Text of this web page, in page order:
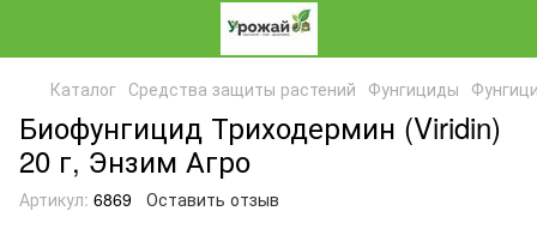
Каталог Средства защиты растений Фунгициды
Биофунгицид Триходермин (Viridin)
20 г, Энзим Агро
Артикул: 6869 Оставить отзыв